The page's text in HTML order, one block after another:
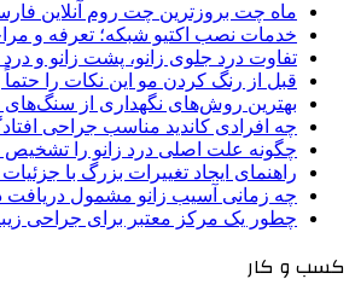
ماه چت بروزترین چت روم آنلاین
خدمات نصب اکتیو شبکه؛ تعرفه و
تفاوت درد جلوی زانو، پشت زانو و
قبل از رنگ کردن مو این نکات را حتماً
بهترین روش‌های نگهداری از سنگ‌های
چه افرادی کاندید مناسب جراحی
چگونه علت اصلی درد زانو را تشخیص
راهنمای ایجاد تغییرات بزرگ با
چه زمانی آسیب زانو مشمول
چطور یک مرکز معتبر برای جراحی
کسب و کار